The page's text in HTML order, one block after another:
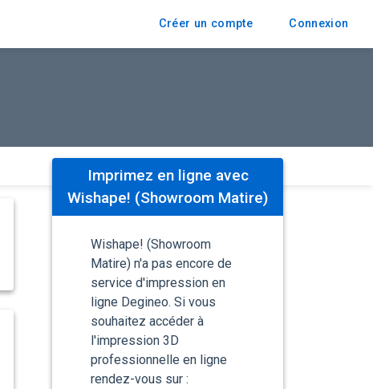
Créer un compte Connexion
Imprimez en ligne avec
Wishape! (Showroom Matire)
Wishape! (Showroom
Matire) n'a pas encore de
service d'impression en
ligne Degineo. Si vous
souhaitez accéder à
l'impression 3D
professionnelle en ligne
rendez-vous sur :